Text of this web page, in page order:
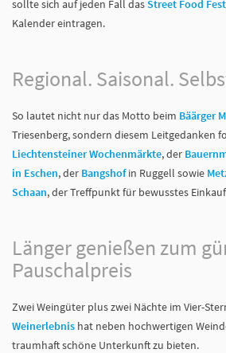
sollte sich auf jeden Fall dasStreet Food
Kalender eintragen.
Regional. Saisonal.
So lautet nicht nur das Motto beim Bäärger
Triesenberg, sondern diesem Leitgedanken
Liechtensteiner Wochenmärkte, der
in Eschen, der Bangshofin Ruggell sowie
Schaan, der Treffpunkt für bewusstes
Länger genießen zum
Pauschalpreis
Zwei Weingüter plus zwei Nächte im Vier-
Weinerlebnis hat neben hochwertigen
traumhaft schöne Unterkunft zu bieten.